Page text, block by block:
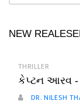
NEW
THRILLER
કેપ્ટન આરવ -
DR. NILESH